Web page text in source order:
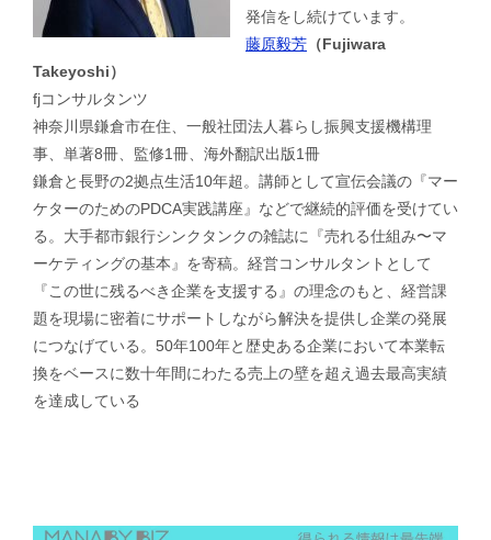
発信をし続けています。
藤原毅芳 （Fujiwara
Takeyoshi）
fjコンサルタンツ
神奈川県鎌倉市在住、一般社団法人暮らし振興支援機構理
事、単著8冊、監修1冊、海外翻訳出版1冊
鎌倉と長野の2拠点生活10年超。講師として宣伝会議の『マー
ケターのためのPDCA実践講座』などで継続的評価を受けてい
る。大手都市銀行シンクタンクの雑誌に『売れる仕組み〜マ
ーケティングの基本』を寄稿。経営コンサルタントとして
『この世に残るべき企業を支援する』の理念のもと、経営課
題を現場に密着にサポートしながら解決を提供し企業の発展
につなげている。50年100年と歴史ある企業において本業転
換をベースに数十年間にわたる売上の壁を超え過去最高実績
を達成している